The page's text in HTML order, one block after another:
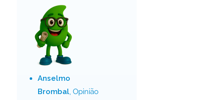
Anselmo
Brombal, Opinião